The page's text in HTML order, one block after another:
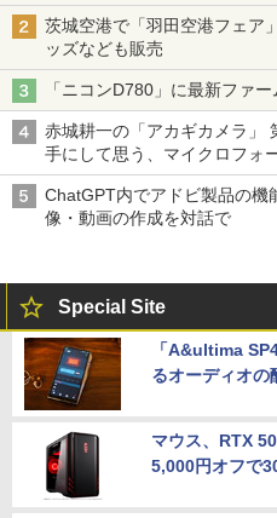
茨城空港で「羽田空港フェア
ッズなども販売
「ニコンD780」に最新ファ
赤城耕一の「アカギカメラ」
手にして思う、マイクロフォ
ChatGPT内でアドビ製品の
像・動画の作成を対話で
Special Site
「A&ultima
るオーディオの
マウス、RTX
5,000円オフで